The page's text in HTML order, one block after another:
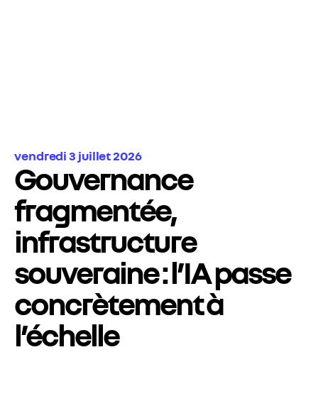
vendredi 3 juillet 2026
Gouvernance
fragmentée,
infrastructure
souveraine : l’IA passe
concrètement à
l’échelle